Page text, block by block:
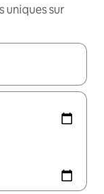
uniques sur
flèches vers le